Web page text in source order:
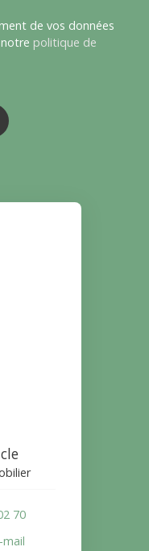
de vos données
politique de
70
mail